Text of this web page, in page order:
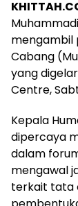
mengambil
Cabang
yang
Centre,
Kepala
dipercaya
dalam
mengawal
terkait tata